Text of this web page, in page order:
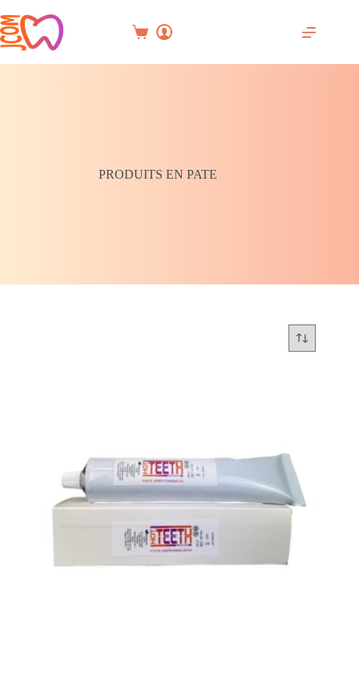
au
contenu
Panier
PRODUITS EN PATE